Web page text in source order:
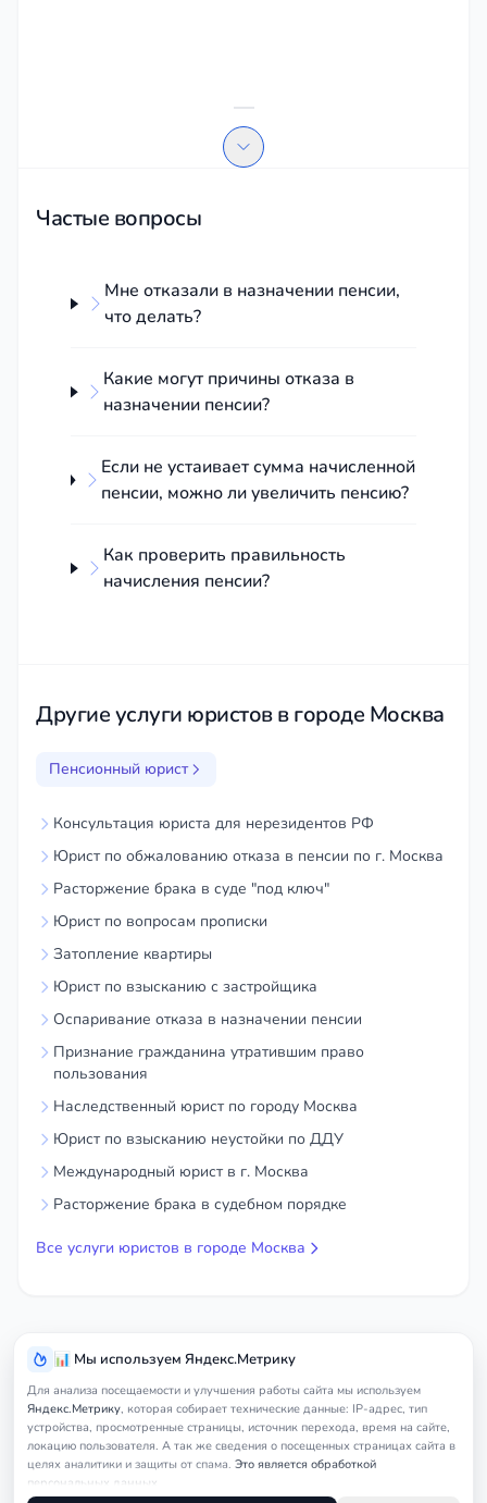
📊 Мы используем Яндекс.Метрику
Для анализа посещаемости и улучшения работы сайта мы используем
Яндекс.Метрику, которая собирает технические данные: IP-адрес, тип
устройства, просмотренные страницы, источник перехода, время на сайте,
локацию пользователя. А так же сведения о посещенных страницах сайта в
целях аналитики и защиты от спама. Это является обработкой
персональных данных.
Icon description
Частые вопросы
Мне отказали в назначении пенсии,
что делать?
Какие могут причины отказа в
назначении пенсии?
Если не устаивает сумма начисленной
пенсии, можно ли увеличить пенсию?
Как проверить правильность
начисления пенсии?
Другие услуги юристов в городе Москва
Пенсионный юрист
Консультация юриста для нерезидентов РФ
Юрист по обжалованию отказа в пенсии по г. Москва
Расторжение брака в суде "под ключ"
Юрист по вопросам прописки
Затопление квартиры
Юрист по взысканию с застройщика
Оспаривание отказа в назначении пенсии
Признание гражданина утратившим право
пользования
Наследственный юрист по городу Москва
Юрист по взысканию неустойки по ДДУ
Международный юрист в г. Москва
Расторжение брака в судебном порядке
Все услуги юристов в городе Москва